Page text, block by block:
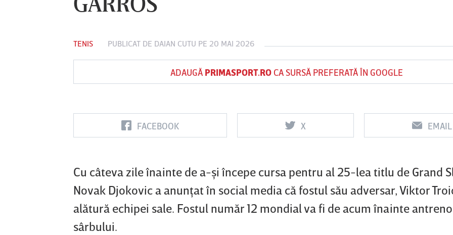
TENIS PUBLICAT DE DAIAN CUTU PE 20 MAI 2026
ADAUGĂ PRIMASPORT.ROCA SURSĂ PREFERATĂ ÎN GOOGLE
FACEBOOK X EMAIL
Cu câteva zile înainte de a-şi începe cursa pentru al 25-lea titlu de Grand
Novak Djokovic a anunţat în social media că fostul său adversar, Viktor
alătură echipei sale. Fostul număr 12 mondial va fi de acum înainte
sârbului.
FC Botoşani
Vs
Corvinul
Hunedoara
Sepsi OSK Sf
Vs
FCSB UTA Arad
Vs
Rapid